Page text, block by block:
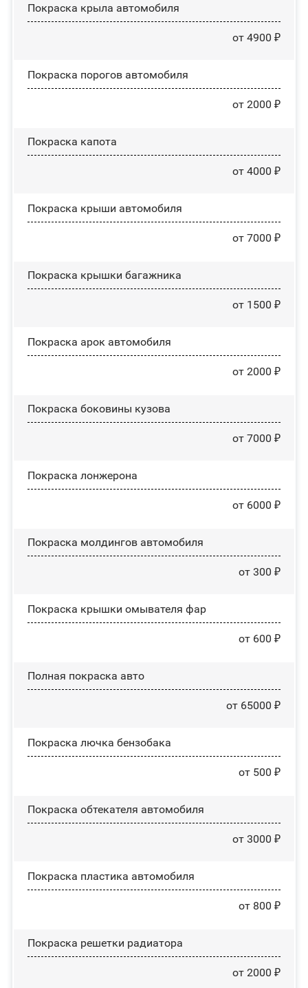
Покраска крыла автомобиля
от 4900 ₽
Покраска порогов автомобиля
от 2000 ₽
Покраска капота
от 4000 ₽
Покраска крыши автомобиля
от 7000 ₽
Покраска крышки багажника
от 1500 ₽
Покраска арок автомобиля
от 2000 ₽
Покраска боковины кузова
от 7000 ₽
Покраска лонжерона
от 6000 ₽
Покраска молдингов автомобиля
от 300 ₽
Покраска крышки омывателя фар
от 600 ₽
Полная покраска авто
от 65000 ₽
Покраска лючка бензобака
от 500 ₽
Покраска обтекателя автомобиля
от 3000 ₽
Покраска пластика автомобиля
от 800 ₽
Покраска решетки радиатора
от 2000 ₽